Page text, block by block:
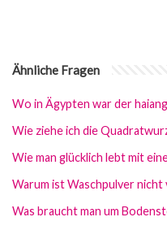
Ähnliche Fragen
Wo in Ägypten war der
Wie ziehe ich die
Wie man glücklich lebt mit
Warum ist Waschpulver nicht
Was braucht man um